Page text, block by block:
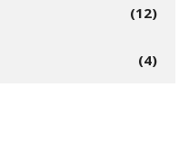
(12)
(4)